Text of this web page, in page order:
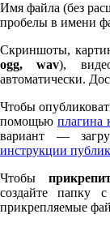
Имя файла (без
пробелы в имени
Скриншоты,
ogg, wav),
автоматически.
Чтобы
помощью плагина
вариант —
инструкции
Чтобы
создайте папку
прикрепляемые